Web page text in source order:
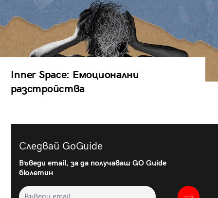
Inner Space: Емоционални
разстройства
Следвай GoGuide
Въведи email, за да получаваш GO Guide
бюлетин